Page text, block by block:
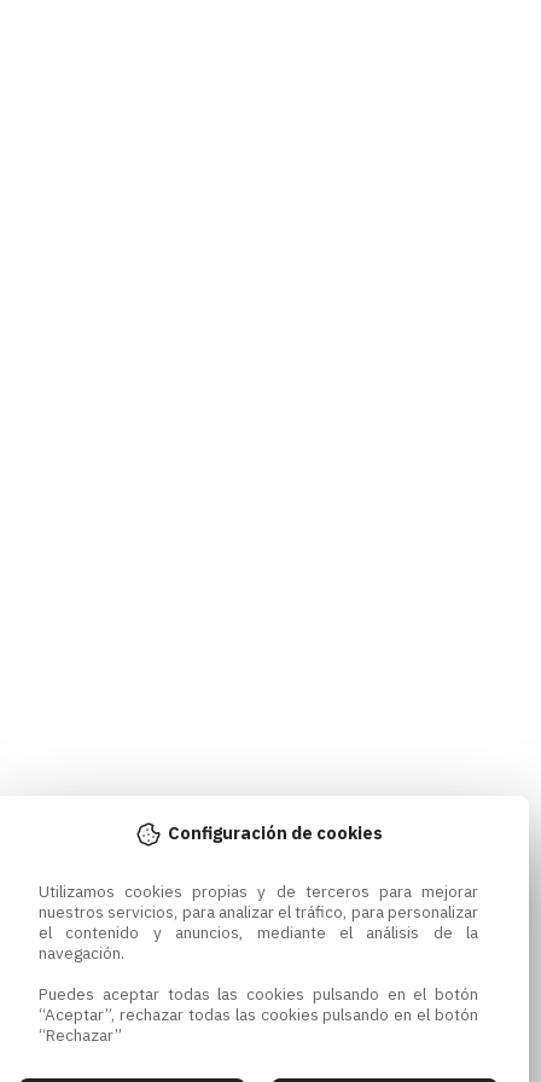
Configuración de cookies
Utilizamos cookies propias y de terceros para mejorar
nuestros servicios, para analizar el tráfico, para personalizar
el contenido y anuncios, mediante el análisis de la
navegación.
Puedes aceptar todas las cookies pulsando en el botón
“Aceptar”, rechazar todas las cookies pulsando en el botón
“Rechazar”